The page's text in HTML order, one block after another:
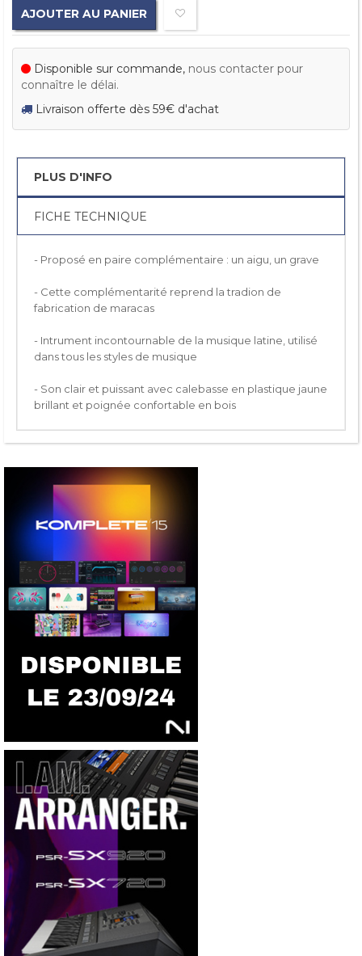
AJOUTER AU PANIER
Disponible sur commande, nous contacter pour
connaître le délai.
Livraison offerte dès 59€ d'achat
PLUS D'INFO
FICHE TECHNIQUE
- Proposé en paire complémentaire : un aigu, un grave
- Cette complémentarité reprend la tradion de
fabrication de maracas
- Intrument incontournable de la musique latine, utilisé
dans tous les styles de musique
- Son clair et puissant avec calebasse en plastique jaune
brillant et poignée confortable en bois